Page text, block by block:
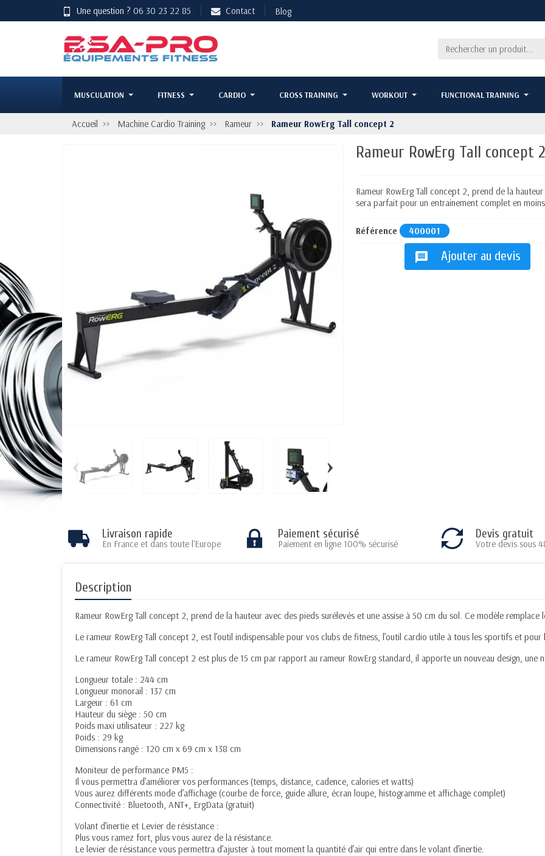
Une question ? 06 30 23 22 85 Contact Blog
MUSCULATION FITNESS CARDIO CROSS TRAINING WORKOUT FUNCTIONAL TRAINING
Accueil Machine Cardio Training Rameur Rameur RowErg Tall concept 2
‹ ›
Rameur RowErg Tall concept 2
Rameur RowErg Tall concept 2, prend de la
sera parfait pour un entrainement complet en
Référence 400001
message Ajouter au devis
Livraison rapide
En France et dans toute l'Europe
Paiement sécurisé
Paiement en ligne 100% sécurisé
Devis gratuit
Votre devis sous
Description
Rameur RowErg Tall concept 2, prend de la hauteur avec des pieds surélevés et une assise à 50 cm du sol. Ce modèle
Le rameur RowErg Tall concept 2, est l’outil indispensable pour vos clubs de fitness, l’outil cardio utile à tous les sportifs et
Le rameur RowErg Tall concept 2 est plus de 15 cm par rapport au rameur RowErg standard, il apporte un nouveau design,
Longueur totale : 244 cm
Longueur monorail : 137 cm
Largeur : 61 cm
Hauteur du siège : 50 cm
Poids maxi utilisateur : 227 kg
Poids : 29 kg
Dimensions rangé : 120 cm x 69 cm x 138 cm
Moniteur de performance PM5 :
Il vous permettra d’améliorer vos performances (temps, distance, cadence, calories et watts)
Vous aurez différents mode d’affichage (courbe de force, guide allure, écran loupe, histogramme et affichage complet)
Connectivité : Bluetooth, ANT+, ErgData (gratuit)
Volant d’inertie et Levier de résistance :
Plus vous ramez fort, plus vous aurez de la résistance.
Le levier de résistance vous permettra d’ajuster à tout moment la quantité d’air qui entre dans le volant d’inertie.